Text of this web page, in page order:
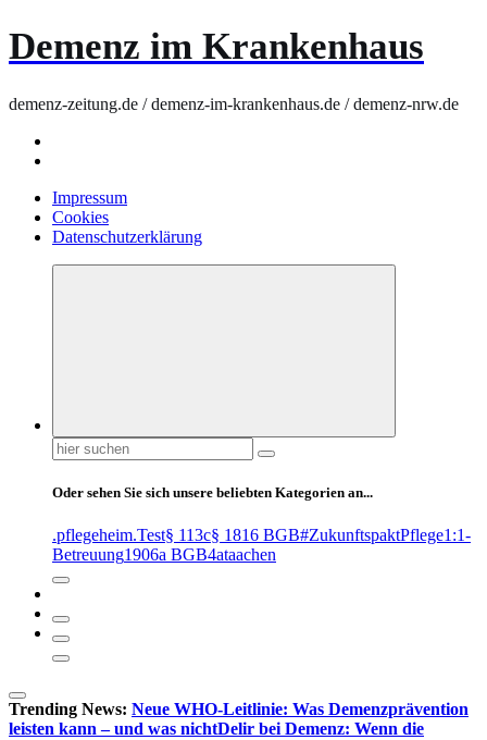
Demenz im Krankenhaus
demenz-zeitung.de / demenz-im-krankenhaus.de / demenz-nrw.de
Impressum
Cookies
Datenschutzerklärung
Suchen
nach:
Oder sehen Sie sich unsere beliebten Kategorien an...
.pflegeheim.Test§ 113c§ 1816 BGB#ZukunftspaktPflege1:1-
Betreuung1906a BGB4ataachen
Trending News: Neue WHO-Leitlinie: Was Demenzprävention
leisten kann – und was nichtDelir bei Demenz: Wenn die